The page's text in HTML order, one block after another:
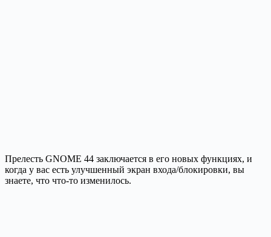
Прелесть GNOME 44 заключается в его новых функциях, и
когда у вас есть улучшенный экран входа/блокировки, вы
знаете, что что-то изменилось.